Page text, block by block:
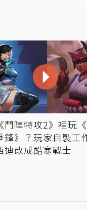
鬥陣特攻2》裡玩
鋒》？玩家自製工
迪改成酷寒戰士